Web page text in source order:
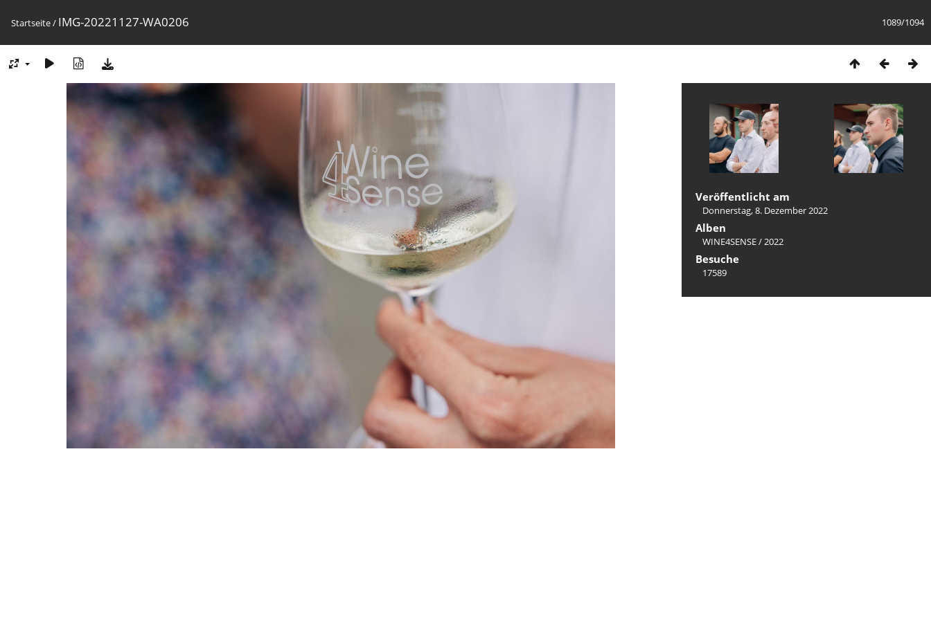
1089/1094
Startseite/ IMG-20221127-WA0206
Veröffentlicht am
Donnerstag, 8. Dezember 2022
Alben
WINE4SENSE/2022
Besuche
17589